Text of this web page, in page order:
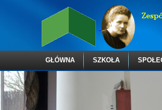
GŁÓWNA SZKOŁA